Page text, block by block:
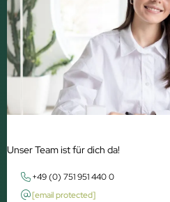
Unser Team ist für dich da!
+49 (0) 751 951 440 0
[email protected]